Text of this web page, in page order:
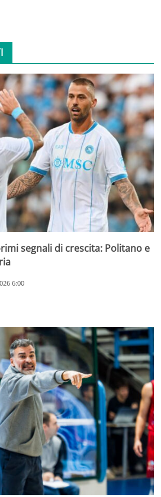
segnali di crescita: Politano e
6:00